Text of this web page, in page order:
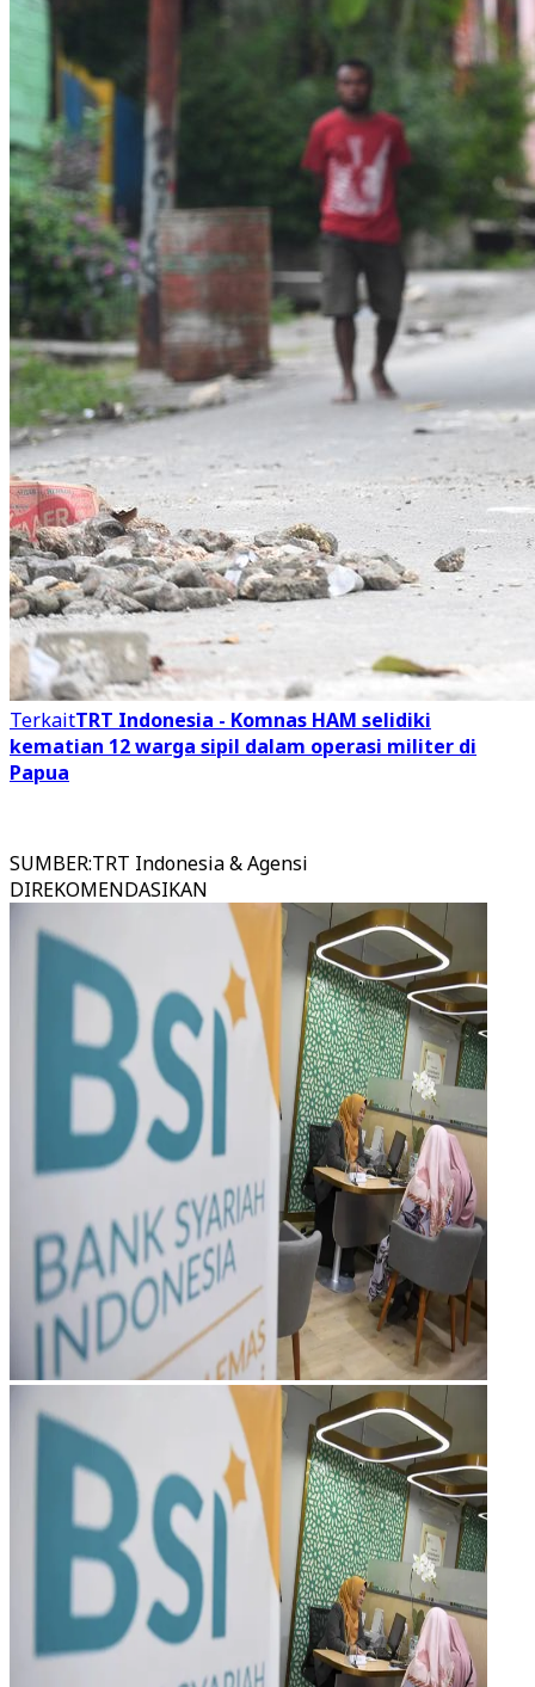
TerkaitTRT Indonesia - Komnas HAM selidiki
kematian 12 warga sipil dalam operasi militer di
Papua
SUMBER:TRT Indonesia & Agensi
DIREKOMENDASIKAN